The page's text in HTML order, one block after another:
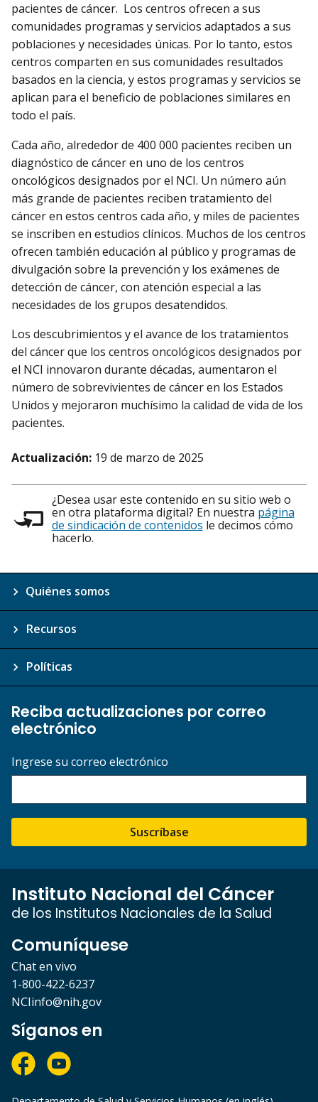
pacientes de cáncer. Los centros ofrecen a sus
comunidades programas y servicios adaptados a sus
poblaciones y necesidades únicas. Por lo tanto, estos
centros comparten en sus comunidades resultados
basados en la ciencia, y estos programas y servicios se
aplican para el beneficio de poblaciones similares en
todo el país.
Cada año, alrededor de 400 000 pacientes reciben un
diagnóstico de cáncer en uno de los centros
oncológicos designados por el NCI. Un número aún
más grande de pacientes reciben tratamiento del
cáncer en estos centros cada año, y miles de pacientes
se inscriben en estudios clínicos. Muchos de los centros
ofrecen también educación al público y programas de
divulgación sobre la prevención y los exámenes de
detección de cáncer, con atención especial a las
necesidades de los grupos desatendidos.
Los descubrimientos y el avance de los tratamientos
del cáncer que los centros oncológicos designados por
el NCI innovaron durante décadas, aumentaron el
número de sobrevivientes de cáncer en los Estados
Unidos y mejoraron muchísimo la calidad de vida de los
pacientes.
Actualización: 19 de marzo de 2025
¿Desea usar este contenido en su sitio web o
en otra plataforma digital? En nuestra página
de sindicación de contenidos le decimos cómo
hacerlo.
Quiénes somos
Recursos
Políticas
Reciba actualizaciones por correo
electrónico
Ingrese su correo electrónico
Suscríbase
Instituto Nacional del Cáncer
de los Institutos Nacionales de la Salud
Comuníquese
Chat en vivo
1-800-422-6237
NCIinfo@nih.gov
Síganos en